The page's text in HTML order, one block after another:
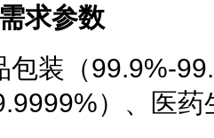
求参数
包装（99.9%-
）、医